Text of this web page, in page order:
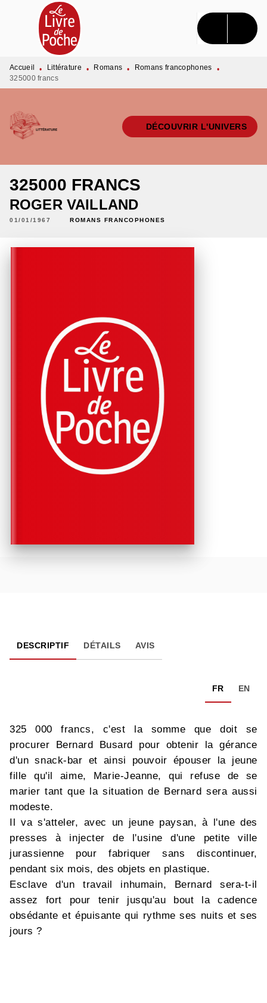
MENU RECHERCHE CONTENU
PIED DE PAGE
Accueil • Littérature • Romans • Romans francophones
•
325000 francs
DÉCOUVRIR L'UNIVERS
325000 FRANCS
ROGER VAILLAND
01/01/1967 ROMANS FRANCOPHONES
DESCRIPTIF DÉTAILS AVIS
FR EN
325 000 francs, c'est la somme que doit se
procurer Bernard Busard pour obtenir la gérance
d'un snack-bar et ainsi pouvoir épouser la jeune
fille qu'il aime, Marie-Jeanne, qui refuse de se
marier tant que la situation de Bernard sera aussi
modeste.
Il va s'atteler, avec un jeune paysan, à l'une des
presses à injecter de l'usine d'une petite ville
jurassienne pour fabriquer sans discontinuer,
pendant six mois, des objets en plastique.
Esclave d'un travail inhumain, Bernard sera-t-il
assez fort pour tenir jusqu'au bout la cadence
obsédante et épuisante qui rythme ses nuits et ses
jours ?